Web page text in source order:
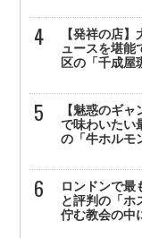
【発祥の店
ュースを堪能
区の「千成屋
【魅惑のギ
で味わいたい
の「牛ホルモ
ロンドンで最
と評判の「ホ
佇む教会の中